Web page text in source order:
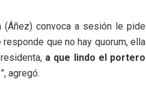
convoca a sesión le pide
que no hay quorum, ella
a que lindo el portero
”, agregó.